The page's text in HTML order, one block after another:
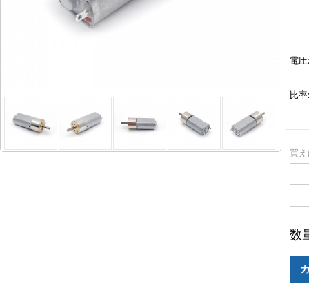
電圧:
比率:
買
数